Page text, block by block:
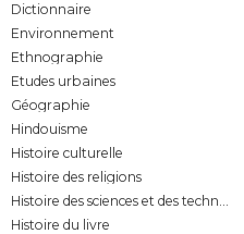
Dictionnaire
Environnement
Ethnographie
Études urbaines
Géographie
Hindouisme
Histoire culturelle
Histoire des religions
Histoire des sciences et des techniques
Histoire du livre